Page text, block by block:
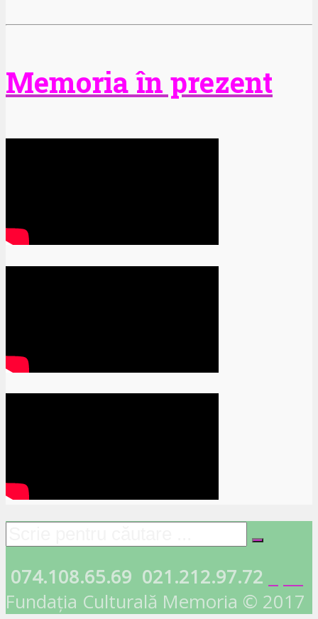
Memoria în prezent
074.108.65.69 021.212.97.72
Fundația Culturală Memoria © 2017